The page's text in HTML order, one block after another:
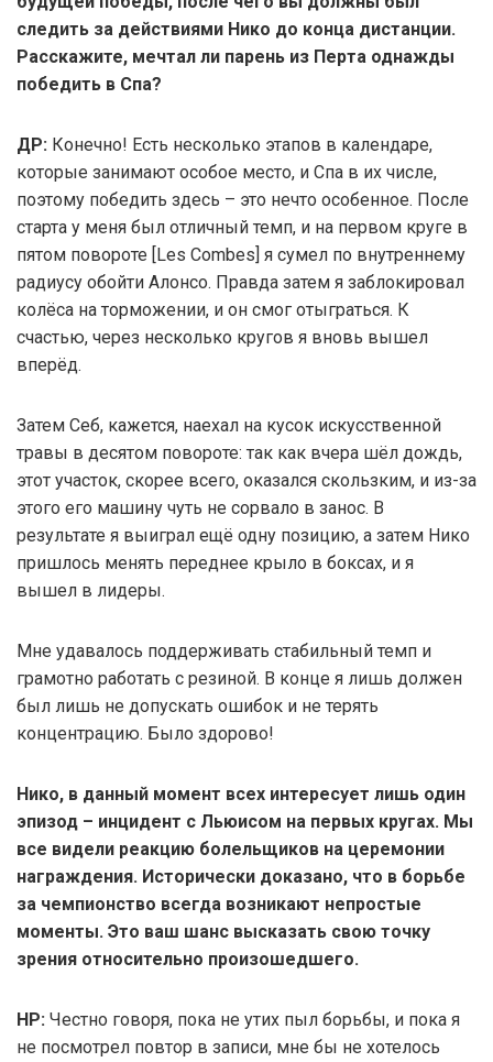
следить за действиями Нико до конца дистанции.
Расскажите, мечтал ли парень из Перта однажды
победить в Спа?
ДР: Конечно! Есть несколько этапов в календаре,
которые занимают особое место, и Спа в их числе,
поэтому победить здесь – это нечто особенное. После
старта у меня был отличный темп, и на первом круге в
пятом повороте [Les Combes] я сумел по внутреннему
радиусу обойти Алонсо. Правда затем я заблокировал
колёса на торможении, и он смог отыграться. К
счастью, через несколько кругов я вновь вышел
вперёд.
Затем Себ, кажется, наехал на кусок искусственной
травы в десятом повороте: так как вчера шёл дождь,
этот участок, скорее всего, оказался скользким, и из-за
этого его машину чуть не сорвало в занос. В
результате я выиграл ещё одну позицию, а затем Нико
пришлось менять переднее крыло в боксах, и я
вышел в лидеры.
Мне удавалось поддерживать стабильный темп и
грамотно работать с резиной. В конце я лишь должен
был лишь не допускать ошибок и не терять
концентрацию. Было здорово!
Нико, в данный момент всех интересует лишь один
эпизод – инцидент с Льюисом на первых кругах. Мы
все видели реакцию болельщиков на церемонии
награждения. Исторически доказано, что в борьбе
за чемпионство всегда возникают непростые
моменты. Это ваш шанс высказать свою точку
зрения относительно произошедшего.
НР: Честно говоря, пока не утих пыл борьбы, и пока я
не посмотрел повтор в записи, мне бы не хотелось